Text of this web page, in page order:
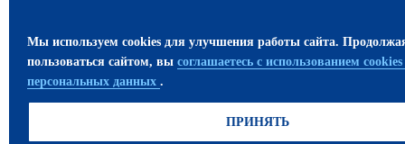
Мы используем cookies для улучшения работы сайта.
пользоваться сайтом, вы соглашаетесь с использованием cookies
персональных данных .
ПРИНЯТЬ